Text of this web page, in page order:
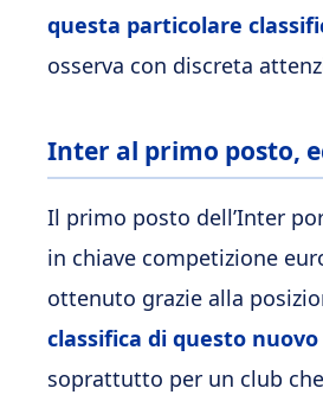
questa particolare
osserva con discreta
Inter al primo posto,
Il primo posto dell’Inter
in chiave competizione
ottenuto grazie alla
classifica di questo
soprattutto per un club